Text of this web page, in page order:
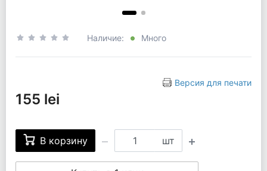
Наличие: Много
Версия для печати
155 lei
В корзину шт